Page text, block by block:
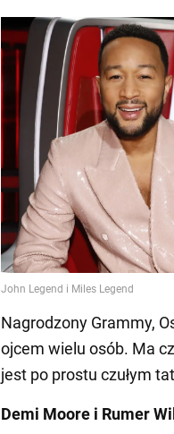
Nagrodzony Grammy,
ojcem wielu osób. Ma
jest po prostu czułym
Demi Moore i Rumer